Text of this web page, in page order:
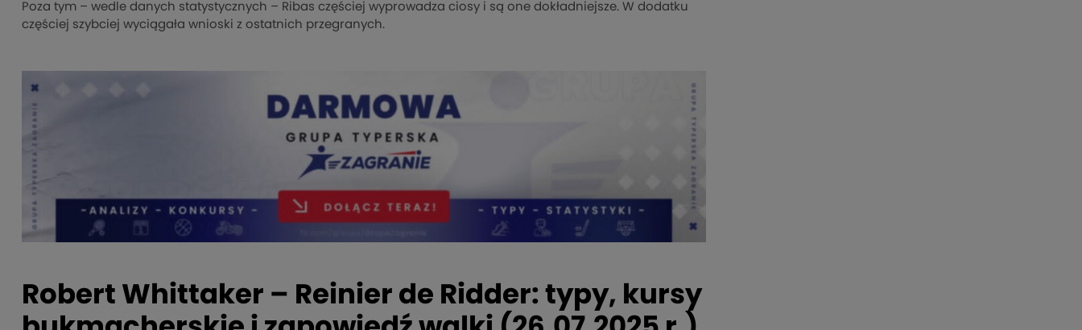
Poza tym – wedle danych statystycznych – Ribas częściej wyprowadza ciosy i są one dokładniejsze. W dodatku
częściej szybciej wyciągała wnioski z ostatnich przegranych.
Robert Whittaker – Reinier de Ridder: typy, kursy